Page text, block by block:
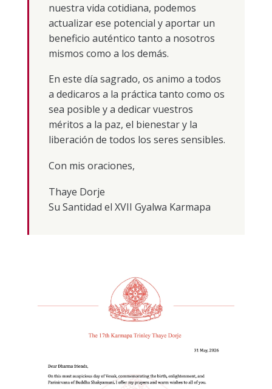
nuestra vida cotidiana, podemos
actualizar ese potencial y aportar un
beneficio auténtico tanto a nosotros
mismos como a los demás.
En este día sagrado, os animo a todos
a dedicaros a la práctica tanto como os
sea posible y a dedicar vuestros
méritos a la paz, el bienestar y la
liberación de todos los seres sensibles.
Con mis oraciones,
Thaye Dorje
Su Santidad el XVII Gyalwa Karmapa